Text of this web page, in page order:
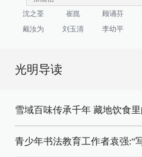
沈之荃 崔崑 顾诵芬
戴汝为
刘玉清 李幼平
光明导读
雪域百味传承千年 藏地饮食
青少年书法教育工作者袁强:“